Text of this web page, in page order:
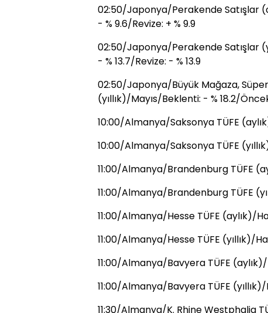
02:50/Japonya/Perakende Satışlar
- % 9.6/Revize: + % 9.9
02:50/Japonya/Perakende Satışlar
- % 13.7/Revize: - % 13.9
02:50/Japonya/Büyük Mağaza,
(yıllık)/Mayıs/Beklenti: - % 18.2/
10:00/Almanya/Saksonya TÜFE
10:00/Almanya/Saksonya TÜFE
11:00/Almanya/Brandenburg TÜFE
11:00/Almanya/Brandenburg TÜFE
11:00/Almanya/Hesse TÜFE (aylık)/
11:00/Almanya/Hesse TÜFE (yıllık)/
11:00/Almanya/Bavyera TÜFE
11:00/Almanya/Bavyera TÜFE
11:30/Almanya/K. Rhine Westphalia